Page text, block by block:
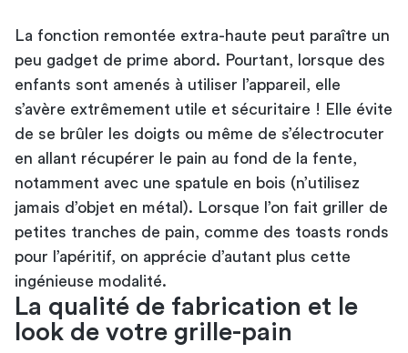
La fonction remontée extra-haute peut paraître un
peu gadget de prime abord. Pourtant, lorsque des
enfants sont amenés à utiliser l’appareil, elle
s’avère extrêmement utile et sécuritaire ! Elle évite
de se brûler les doigts ou même de s’électrocuter
en allant récupérer le pain au fond de la fente,
notamment avec une spatule en bois (n’utilisez
jamais d’objet en métal). Lorsque l’on fait griller de
petites tranches de pain, comme des toasts ronds
pour l’apéritif, on apprécie d’autant plus cette
ingénieuse modalité.
La qualité de fabrication et le
look de votre grille-pain